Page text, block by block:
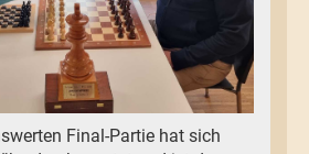
Final-Partie hat sich